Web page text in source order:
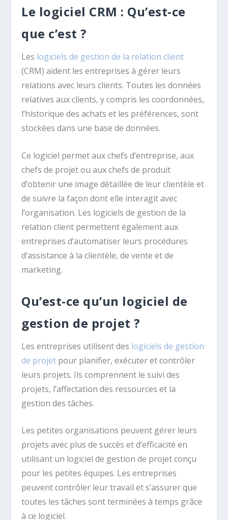
Le logiciel CRM : Qu’est-ce
que c’est ?
Les logiciels de gestion de la relation client
(CRM) aident les entreprises à gérer leurs
relations avec leurs clients. Toutes les données
relatives aux clients, y compris les coordonnées,
l’historique des achats et les préférences, sont
stockées dans une base de données.
Ce logiciel permet aux chefs d’entreprise, aux
chefs de projet ou aux chefs de produit
d’obtenir une image détaillée de leur clientèle et
de suivre la façon dont elle interagit avec
l’organisation. Les logiciels de gestion de la
relation client permettent également aux
entreprises d’automatiser leurs procédures
d’assistance à la clientèle, de vente et de
marketing.
Qu’est-ce qu’un logiciel de
gestion de projet ?
Les entreprises utilisent des logiciels de gestion
de projet pour planifier, exécuter et contrôler
leurs projets. Ils comprennent le suivi des
projets, l’affectation des ressources et la
gestion des tâches.
Les petites organisations peuvent gérer leurs
projets avec plus de succès et d’efficacité en
utilisant un logiciel de gestion de projet conçu
pour les petites équipes. Les entreprises
peuvent contrôler leur travail et s’assurer que
toutes les tâches sont terminées à temps grâce
à ce logiciel.